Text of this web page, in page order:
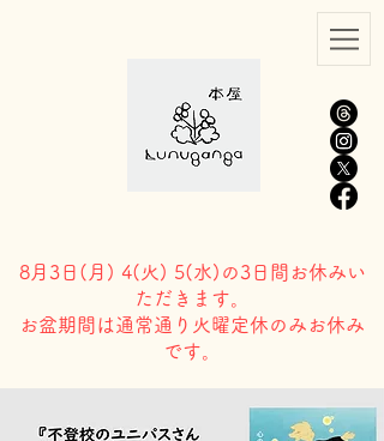
8月3日( 月) 4(火) 5(水)の3日間お休みい
ただきます。
​お盆期間は通常通り火曜定休のみお休み
です。